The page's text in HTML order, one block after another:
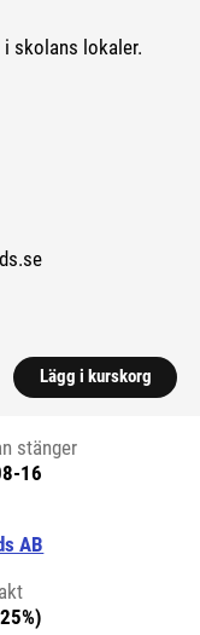
lokaler.
extern sida.)
Lägg i kurskorg
stänger
16
AB